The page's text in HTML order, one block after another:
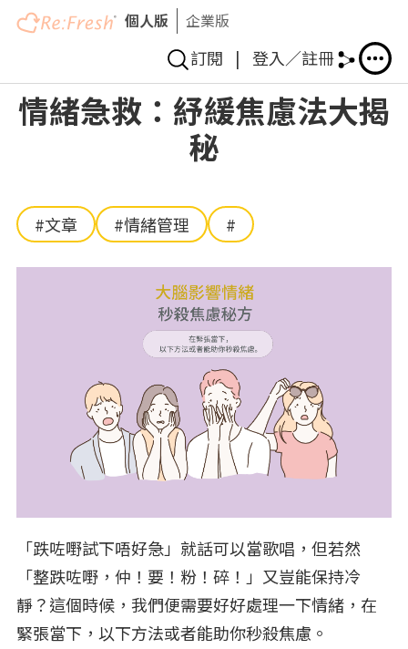
移
個人版 企業版
訂閱 | 登入／註冊
情緒急救：紓緩焦慮法大揭
秘
#文章 #情緒管理 #
「跌咗嘢試下唔好急」就話可以當歌唱，但若然
「整跌咗嘢，仲！要！粉！碎！」又豈能保持冷
靜？這個時候，我們便需要好好處理一下情緒，在
緊張當下，以下方法或者能助你秒殺焦慮。